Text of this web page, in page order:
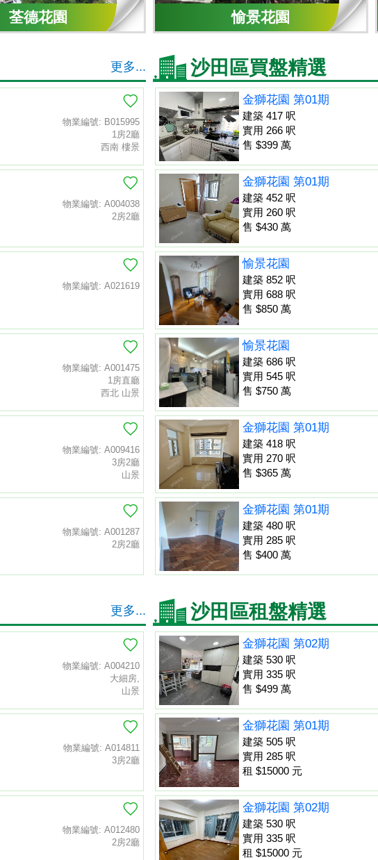
荃德花園 愉景花園
更多...
物業編號: B015995
1房2廳
西南 樓景
物業編號: A004038
2房2廳
物業編號: A021619
物業編號: A001475
1房直廳
西北 山景
物業編號: A009416
3房2廳
山景
物業編號: A001287
2房2廳
沙田區買盤精選
金獅花園 第01期
建築 417 呎
實用 266 呎
售 $399 萬
金獅花園 第01期
建築 452 呎
實用 260 呎
售 $430 萬
愉景花園
建築 852 呎
實用 688 呎
售 $850 萬
愉景花園
建築 686 呎
實用 545 呎
售 $750 萬
金獅花園 第01期
建築 418 呎
實用 270 呎
售 $365 萬
金獅花園 第01期
建築 480 呎
實用 285 呎
售 $400 萬
更多...
物業編號: A004210
大細房,
山景
物業編號: A014811
3房2廳
物業編號: A012480
2房2廳
沙田區租盤精選
金獅花園 第02期
建築 530 呎
實用 335 呎
售 $499 萬
金獅花園 第01期
建築 505 呎
實用 285 呎
租 $15000 元
金獅花園 第02期
建築 530 呎
實用 335 呎
租 $15000 元